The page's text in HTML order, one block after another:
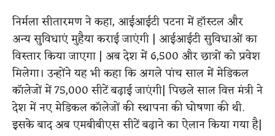
निर्मला सीतारमण ने कहा, आईआईटी पटना में हॉस्टल और
अन्य सुविधाएं मुहैया कराई जाएंगी | आईआईटी सुविधाओं का
विस्तार किया जाएगा | अब देश में 6,500 और छात्रों को प्रवेश
मिलेगा। उन्होंने यह भी कहा कि अगले पांच साल में मेडिकल
कॉलेजों में 75,000 सीटें बढ़ाई जाएंगी| पिछले साल वित्त मंत्री ने
देश में नए मेडिकल कॉलेजों की स्थापना की घोषणा की थी.
इसके बाद अब एमबीबीएस सीटें बढ़ाने का ऐलान किया गया है|